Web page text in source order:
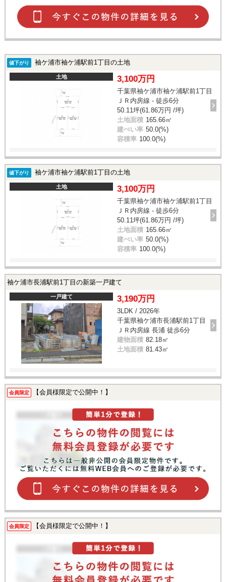
値下がり 袖ケ浦市袖ケ浦駅前1丁目の土地
土地 3,100万円
千葉県袖ケ浦市袖ケ浦駅前1丁目
ＪＲ内房線 - 徒歩6分
50.11坪(61.86万円 /坪)
土地面積 165.66㎡
建ぺい率 50.0(%)
容積率 100.0(%)
値下がり 袖ケ浦市袖ケ浦駅前1丁目の土地
土地 3,100万円
千葉県袖ケ浦市袖ケ浦駅前1丁目
ＪＲ内房線 - 徒歩6分
50.11坪(61.86万円 /坪)
土地面積 165.66㎡
建ぺい率 50.0(%)
容積率 100.0(%)
袖ケ浦市長浦駅前1丁目の新築一戸建て
一戸建て 3,190万円
3LDK / 2026年
千葉県袖ケ浦市長浦駅前1丁目
ＪＲ内房線 長浦 徒歩6分
建物面積 82.18㎡
土地面積 81.43㎡
会員限定 【会員様限定で公開中！】
会員限定 【会員様限定で公開中！】